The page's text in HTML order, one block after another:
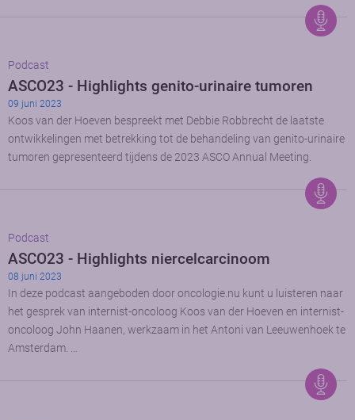
Podcast
ASCO23 - Highlights genito-urinaire tumoren
09 juni 2023
Koos van der Hoeven bespreekt met Debbie Robbrecht de laatste
ontwikkelingen met betrekking tot de behandeling van genito-urinaire
tumoren gepresenteerd tijdens de 2023 ASCO Annual Meeting.
Podcast
ASCO23 - Highlights niercelcarcinoom
08 juni 2023
In deze podcast aangeboden door oncologie.nu kunt u luisteren naar
het gesprek van internist-oncoloog Koos van der Hoeven en internist-
oncoloog John Haanen, werkzaam in het Antoni van Leeuwenhoek te
Amsterdam. …